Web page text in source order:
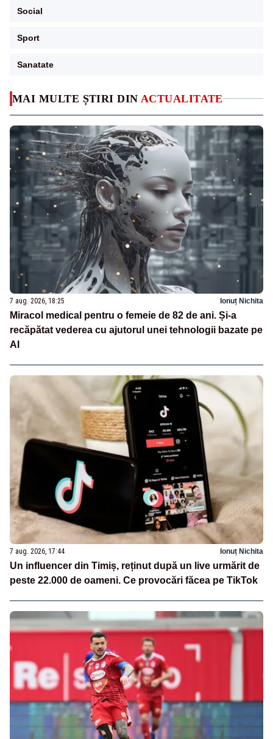
MAI MULTE ȘTIRI DIN ACTUALITATE
7 aug. 2026, 18:25 Ionuț Nichita
Miracol medical pentru o femeie de 82 de ani. Și-a
recăpătat vederea cu ajutorul unei tehnologii bazate pe
AI
7 aug. 2026, 17:44 Ionuț Nichita
Un influencer din Timiș, reținut după un live urmărit de
peste 22.000 de oameni. Ce provocări făcea pe TikTok
Social
Sport
Sanatate